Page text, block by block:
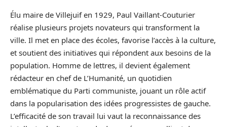
Élu maire de Villejuif en 1929, Paul Vaillant-Couturier
réalise plusieurs projets novateurs qui transforment la
ville. Il met en place des écoles, favorise l’accès à la culture,
et soutient des initiatives qui répondent aux besoins de la
population. Homme de lettres, il devient également
rédacteur en chef de L’Humanité, un quotidien
emblématique du Parti communiste, jouant un rôle actif
dans la popularisation des idées progressistes de gauche.
L’efficacité de son travail lui vaut la reconnaissance des